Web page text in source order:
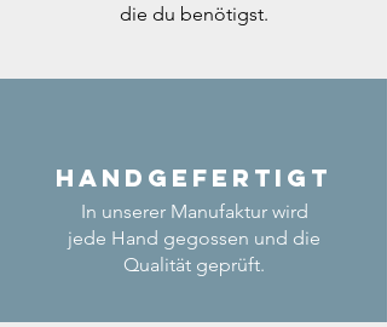
die du benötigst.
Handgefertigt
In unserer Manufaktur wird
jede Hand gegossen und die
Qualität geprüft.